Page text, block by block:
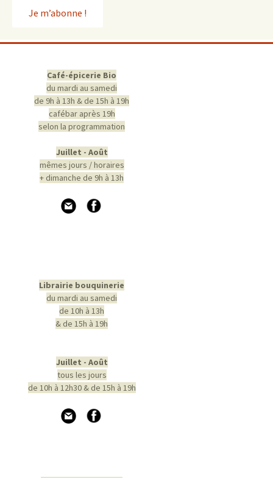
Café-épicerie Bio
du mardi au samedi
de 9h à 13h & de 15h à 19h
cafébar après 19h
selon la programmation
Juillet - Août
mêmes jours / horaires
+ dimanche de 9h à 13h
Librairie bouquinerie
du mardi au samedi
de 10h à 13h
& de 15h à 19h
Juillet - Août
tous les jours
de 10h à 12h30 & de 15h à 19h